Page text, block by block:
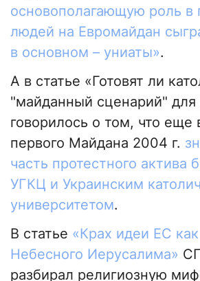
основополагающую роль в
людей на Евромайдан
в основном – униаты».
А в статье «Готовят ли
"майданный сценарий" для
говорилось о том, что еще
первого Майдана 2004 г.
часть протестного актива
УГКЦ и Украинским
университетом.
В статье «Крах идеи ЕС как
Небесного Иерусалима»
разбирал религиозную